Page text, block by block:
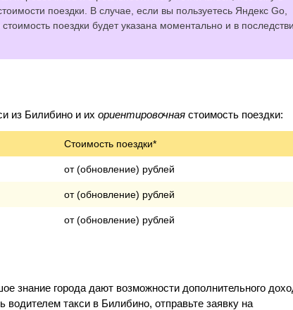
поездки. В случае, если вы пользуетесь Яндекс Go,
поездки будет указана моментально и в
из Билибино и их ориентировочная стоимость поездки:
Стоимость поездки*
от (обновление) рублей
от (обновление) рублей
от (обновление) рублей
знание города дают возможности дополнительного
такси в Билибино, отправьте заявку на